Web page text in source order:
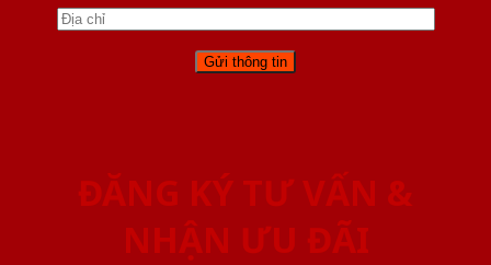
ĐĂNG KÝ TƯ VẤN &
NHẬN ƯU ĐÃI